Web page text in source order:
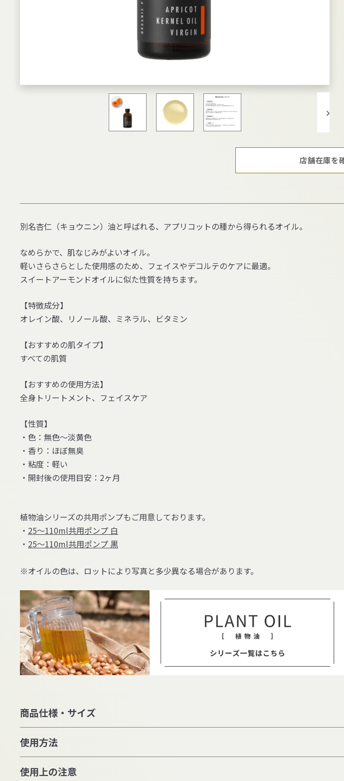
店舗在庫を
別名杏仁（キョウニン）油と呼ばれる、アプリコットの種から得られるオイル。
なめらかで、肌なじみがよいオイル。
軽いさらさらとした使用感のため、フェイスやデコルテのケアに最適。
スイートアーモンドオイルに似た性質を持ちます。
【特徴成分】
オレイン酸、リノール酸、ミネラル、ビタミン
【おすすめの肌タイプ】
すべての肌質
【おすすめの使用方法】
全身トリートメント、フェイスケア
【性質】
・色：無色～淡黄色
・香り：ほぼ無臭
・粘度：軽い
・開封後の使用目安：2ヶ月
植物油シリーズの共用ポンプもご用意しております。
・ 25～110ml共用ポンプ 白
・ 25～110ml共用ポンプ 黒
※オイルの色は、ロットにより写真と多少異なる場合があります。
商品仕様・サイズ
使用方法
使用上の注意